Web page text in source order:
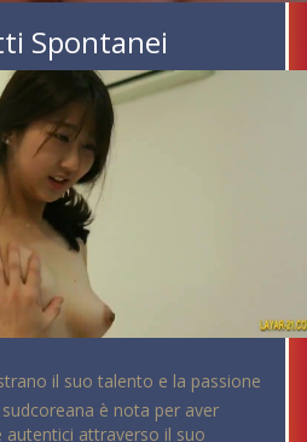
Spontanei
il suo talento e la passione
è nota per aver
attraverso il suo